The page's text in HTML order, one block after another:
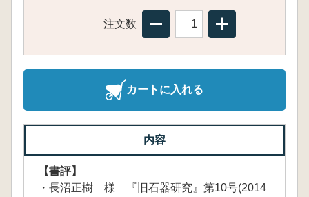
注文数
カートに入れる
内容
【書評】
・長沼正樹 様 『旧石器研究』第10号(2014